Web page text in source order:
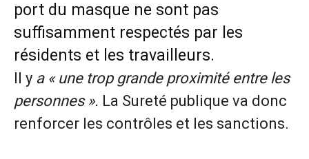
port du masque ne sont pas
suffisamment respectés par les
résidents et les travailleurs.
Il y a « une trop grande proximité entre les
personnes ». La Sureté publique va donc
renforcer les contrôles et les sanctions.